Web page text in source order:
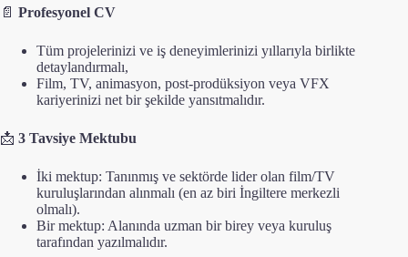
📄 Profesyonel CV
Tüm projelerinizi ve iş deneyimlerinizi yıllarıyla birlikte
detaylandırmalı,
Film, TV, animasyon, post-prodüksiyon veya VFX
kariyerinizi net bir şekilde yansıtmalıdır.
📩 3 Tavsiye Mektubu
İki mektup: Tanınmış ve sektörde lider olan film/TV
kuruluşlarından alınmalı (en az biri İngiltere merkezli
olmalı).
Bir mektup: Alanında uzman bir birey veya kuruluş
tarafından yazılmalıdır.